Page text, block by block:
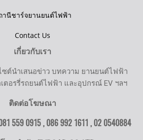
านีชาร์จยานยนต์ไฟฟ้า
Contact Us
เกี่ยวกับเรา
ไซต์นำเสนอข่าว บทความ ยานยนต์ไฟฟ้า
ตอรรี่รถยนต์ไฟฟ้า และอุปกรณ์ EV ฯลฯ
ติดต่อโฆษณา
559 0915 , 086 992 1611 ,02 0540884